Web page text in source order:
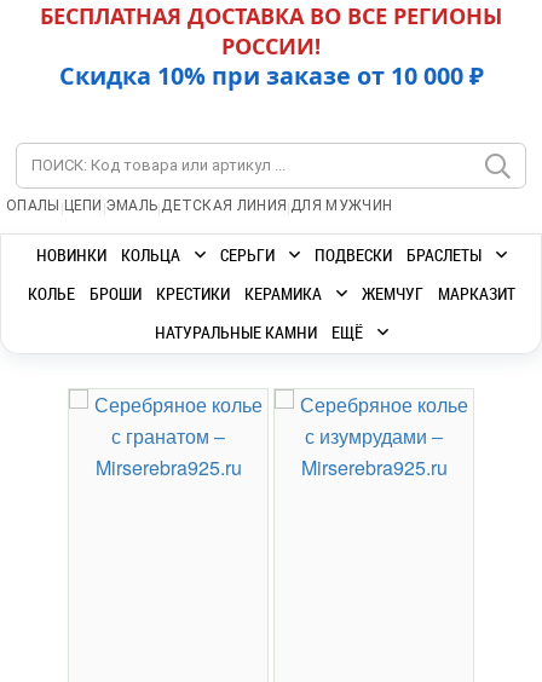
БЕСПЛАТНАЯ ДОСТАВКА ВО ВСЕ РЕГИОНЫ
РОССИИ!
Скидка 10% при заказе от 10 000 ₽
ОПАЛЫ | ЦЕПИ |ЭМАЛЬ|ДЕТСКАЯ ЛИНИЯ |ДЛЯ МУЖЧИН
НОВИНКИ КОЛЬЦА СЕРЬГИ ПОДВЕСКИ
БРАСЛЕТЫ
КОЛЬЕ
БРОШИ КРЕСТИКИ КЕРАМИКА ЖЕМЧУГ
МАРКАЗИТ
НАТУРАЛЬНЫЕ КАМНИ
ЕЩЁ